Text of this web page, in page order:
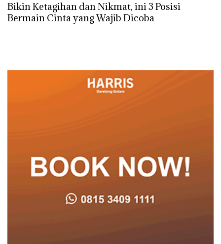
Bikin Ketagihan dan Nikmat, ini 3 Posisi
Bermain Cinta yang Wajib Dicoba